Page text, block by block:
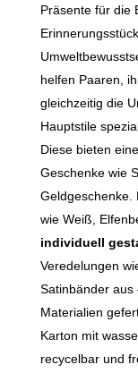
Detail – von
Texten bis hin
Oberflächen –
Hochzeitsthema
Markenidentität
Präsente für die
helfen Paaren,
gleichzeitig die
Hauptstile
Diese bieten
Geschenke wie
Geldgeschenke.
wie Weiß,
individuell
Veredelungen
Satinbänder aus
Materialien
Karton mit
recycelbar und